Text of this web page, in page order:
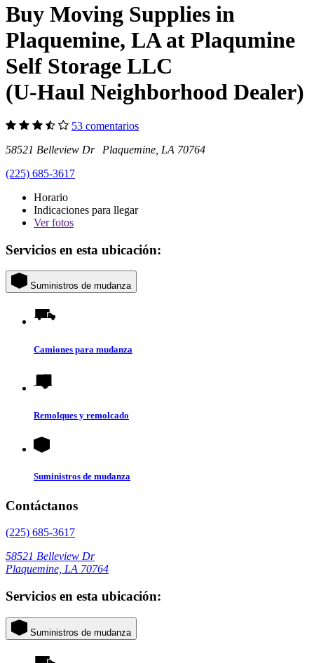
Buy Moving Supplies in
Plaquemine, LA at Plaqumine
Self Storage LLC
(U-Haul Neighborhood Dealer)
53 comentarios
58521 Belleview Dr Plaquemine, LA 70764
(225) 685-3617
Horario
Indicaciones para llegar
Verfotos
Servicios en esta ubicación:
Suministros de mudanza
Camiones para mudanza
Remolques y remolcado
Suministros de mudanza
Contáctanos
(225) 685-3617
58521 Belleview Dr
Plaquemine, LA 70764
Servicios en esta ubicación:
Suministros de mudanza